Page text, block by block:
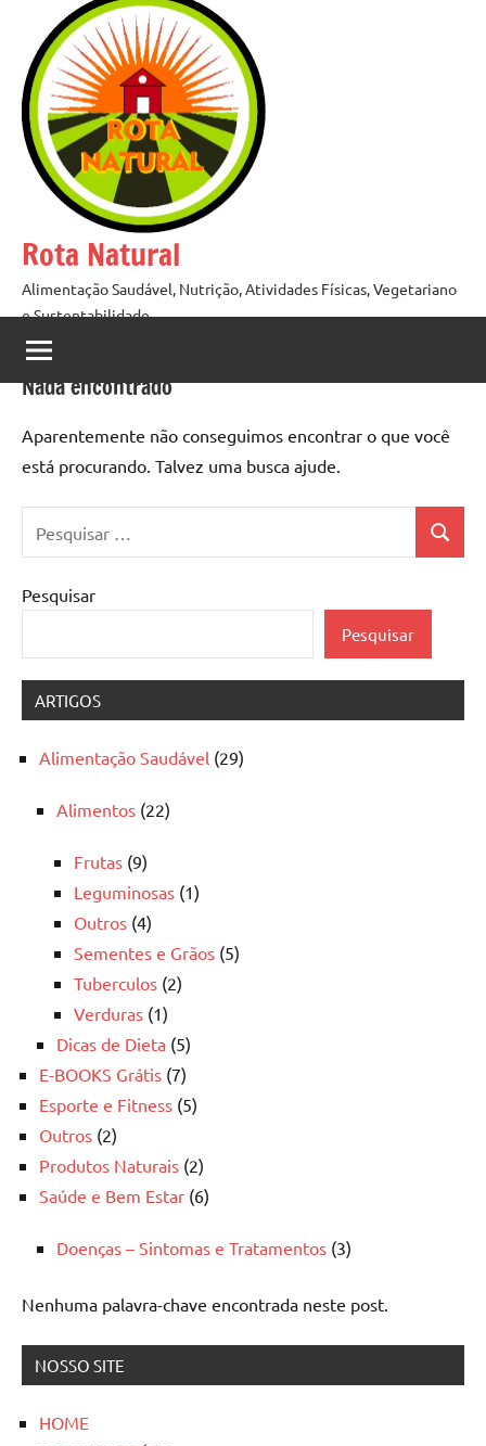
conteúdo
Rota Natural
Alimentação Saudável, Nutrição, Atividades Físicas, Vegetariano
e Sustentabilidade
Nada encontrado
Aparentemente não conseguimos encontrar o que você
está procurando. Talvez uma busca ajude.
por:
Pesquisar
Pesquisar
ARTIGOS
Alimentação Saudável (29)
Alimentos (22)
Frutas (9)
Leguminosas (1)
Outros (4)
Sementes e Grãos (5)
Tuberculos (2)
Verduras (1)
Dicas de Dieta (5)
E-BOOKS Grátis (7)
Esporte e Fitness (5)
Outros (2)
Produtos Naturais (2)
Saúde e Bem Estar (6)
Doenças – Sintomas e Tratamentos (3)
Nenhuma palavra-chave encontrada neste post.
NOSSO SITE
HOME